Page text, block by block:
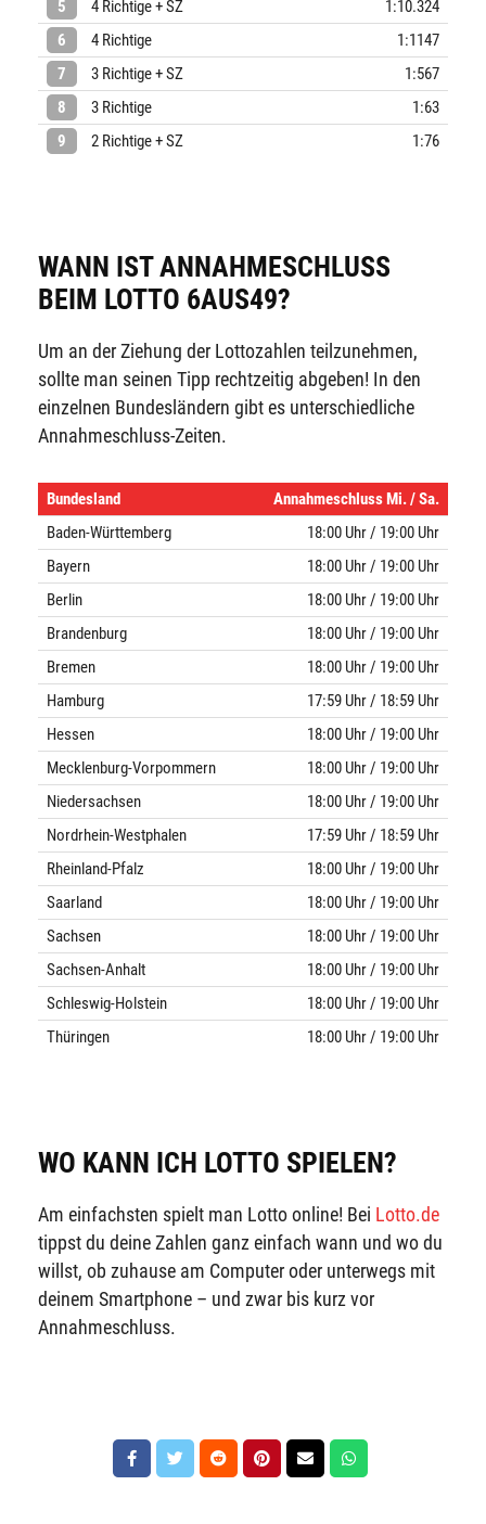
5 4 Richtige + SZ
1:10.324
6
4 Richtige
1:1147
7
3 Richtige + SZ
1:567
8
3 Richtige
1:63
9
2 Richtige + SZ 1:76
WANN IST ANNAHMESCHLUSS
BEIM LOTTO 6AUS49?
Um an der Ziehung der Lottozahlen teilzunehmen,
sollte man seinen Tipp rechtzeitig abgeben! In den
einzelnen Bundesländern gibt es unterschiedliche
Annahmeschluss-Zeiten.
Bundesland
Annahmeschluss Mi. / Sa.
Baden-Württemberg
18:00 Uhr / 19:00 Uhr
Bayern
18:00 Uhr / 19:00 Uhr
Berlin
18:00 Uhr / 19:00 Uhr
Brandenburg
18:00 Uhr / 19:00 Uhr
Bremen
18:00 Uhr / 19:00 Uhr
Hamburg
17:59 Uhr / 18:59 Uhr
Hessen
18:00 Uhr / 19:00 Uhr
Mecklenburg-Vorpommern
18:00 Uhr / 19:00 Uhr
Niedersachsen
18:00 Uhr / 19:00 Uhr
Nordrhein-Westphalen
17:59 Uhr / 18:59 Uhr
Rheinland-Pfalz
18:00 Uhr / 19:00 Uhr
Saarland
18:00 Uhr / 19:00 Uhr
Sachsen
18:00 Uhr / 19:00 Uhr
Sachsen-Anhalt
18:00 Uhr / 19:00 Uhr
Schleswig-Holstein
18:00 Uhr / 19:00 Uhr
Thüringen
18:00 Uhr / 19:00 Uhr
WO KANN ICH LOTTO SPIELEN?
Am einfachsten spielt man Lotto online! Bei Lotto.de
tippst du deine Zahlen ganz einfach wann und wo du
willst, ob zuhause am Computer oder unterwegs mit
deinem Smartphone – und zwar bis kurz vor
Annahmeschluss.